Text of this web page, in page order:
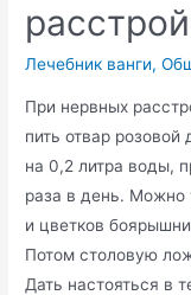
Лечебник ванги,
При нервных
пить отвар
на 0,2 литра воды,
раза в день. Можно
и цветков
Потом столовую
Дать настояться в